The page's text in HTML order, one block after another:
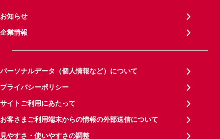
お知らせ
企業情報
パーソナルデータ（個人情報など）について
プライバシーポリシー
サイトご利用にあたって
お客さまご利用端末からの情報の外部送信について
見やすさ・使いやすさの調整